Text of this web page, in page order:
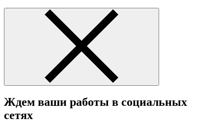
Ждем ваши работы в социальных
сетях